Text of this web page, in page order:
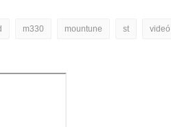
m330 mountune st videó